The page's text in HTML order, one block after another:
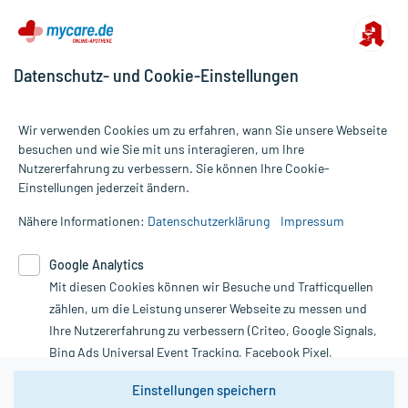
Alle Preise gelten inkl. MwSt., ggf. zzgl. Versandkosten
Informationen auf dieser Website werden ausschließlich für
die Untersuchung und Behandlung durch einen Arzt. Bitte
Therapien eingeleitet werden können. | Diese Webseite benutzt
Google Analytics. Lesen Sie bitte dazu die wichtigen Hinweise in
unserer Datenschutzerklärung. Für den Widerruf einer Bestellung
nutzen Sie das Formular:
Vertrag widerrufen
Datenschutz- und Cookie-Einstellungen
Wir verwenden Cookies um zu erfahren, wann Sie unsere Webseite
besuchen und wie Sie mit uns interagieren, um Ihre
Nutzererfahrung zu verbessern. Sie können Ihre Cookie-
Einstellungen jederzeit ändern.
Nähere Informationen: Datenschutzerklärung Impressum
Google Analytics
Mit diesen Cookies können wir Besuche und Trafficquellen
zählen, um die Leistung unserer Webseite zu messen und
Ihre Nutzererfahrung zu verbessern (Criteo, Google Signals,
Bing Ads Universal Event Tracking, Facebook Pixel,
Youtube-Social Plugin).
Einstellungen speichern